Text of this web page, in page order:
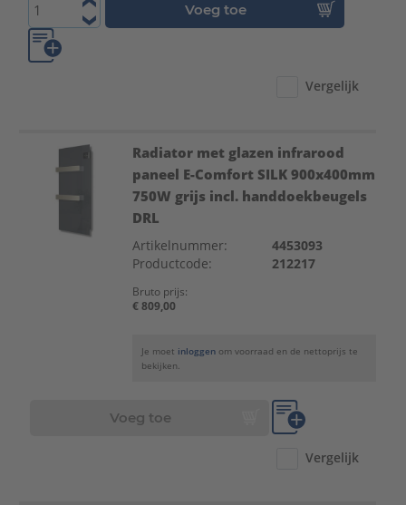
Voeg toe
Vergelijk
Radiator met glazen infrarood
paneel E-Comfort SILK 900x400mm
750W grijs incl. handdoekbeugels
DRL
Artikelnummer:
4453093
Productcode:
212217
Bruto prijs:
€ 809,00
Je moet inloggen om voorraad en de nettoprijs te
bekijken.
Voeg toe
Vergelijk